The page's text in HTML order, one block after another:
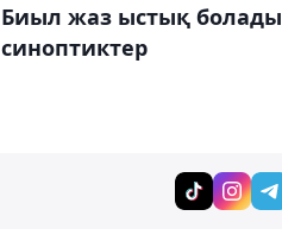
Биыл жаз ыстық
синоптиктер